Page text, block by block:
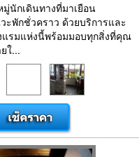
นักเดินทางที่มาเยือน
ะพักชั่วคราว ด้วยบริการและ
แรมแห่งนี้พร้อมมอบทุกสิ่งที่คุณ
ใ...